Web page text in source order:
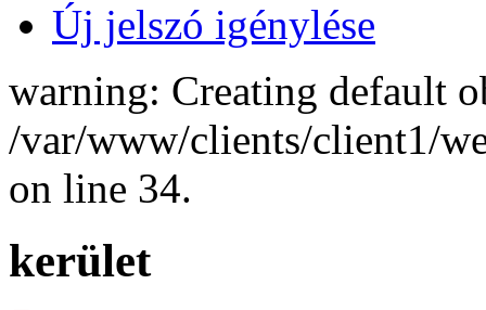
Új jelszó igénylése
warning: Creating default
/var/www/clients/client1/
on line 34.
kerület